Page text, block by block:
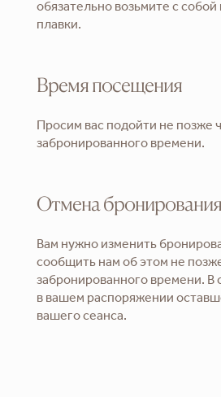
обязательно возьмите с собой
плавки.
Время посещения
Просим вас подойти не позже
забронированного времени.
Отмена бронирования
Вам нужно изменить
сообщить нам об этом не
забронированного времени. В
в вашем распоряжении
вашего сеанса.